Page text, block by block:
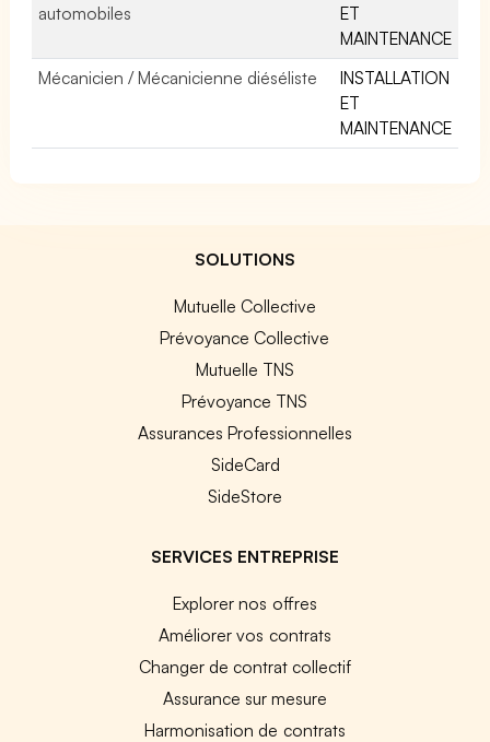
automobiles
ET
MAINTENANCE
Mécanicien / Mécanicienne diéséliste
INSTALLATION
ET
MAINTENANCE
SOLUTIONS
Mutuelle Collective
Prévoyance Collective
Mutuelle TNS
Prévoyance TNS
Assurances Professionnelles
SideCard
SideStore
SERVICES ENTREPRISE
Explorer nos offres
Améliorer vos contrats
Changer de contrat collectif
Assurance sur mesure
Harmonisation de contrats